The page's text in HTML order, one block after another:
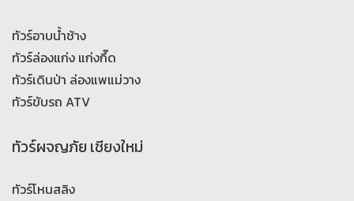
ทัวร์อาบน้ำช้าง
ทัวร์ล่องแก่ง แก่งกึ๊ด
ทัวร์เดินป่า ล่องแพแม่วาง
ทัวร์ขับรถ ATV
ทัวร์ผจญภัย เชียงใหม่
ทัวร์โหนสลิง